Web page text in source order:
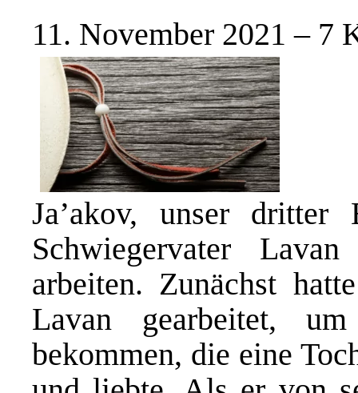
11. November 2021 – 7
Ja’akov, unser dritter
Schwiegervater
arbeiten. Zunächst
Lavan gearbeitet,
bekommen, die eine